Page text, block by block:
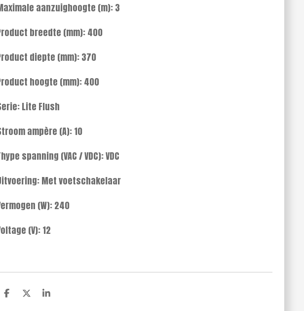
aanzuighoogte (m): 3
breedte (mm): 400
diepte (mm): 370
hoogte (mm): 400
Lite Flush
ampère (A): 10
spanning (VAC / VDC): VDC
Met voetschakelaar
(W): 240
(V): 12
D D S